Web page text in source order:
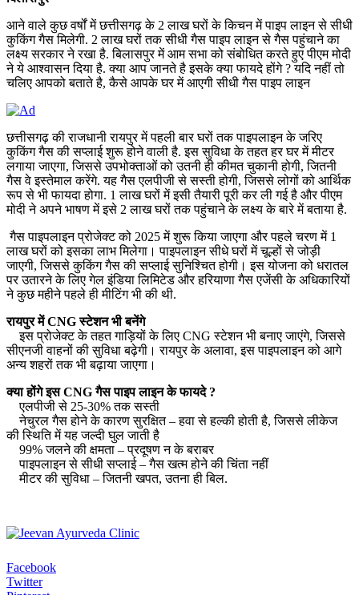
आने वाले कुछ वर्षों में छत्तीसगढ़ के 2 लाख घरों के किचन में पाइप लाइन से सीधी
कुकिंग गैस मिलेगी. 2 लाख घरों तक सीधी गैस पाइप लाइन से गैस पहुंचाने का
लक्ष्य सरकार ने रखा है. बिलासपुर में आम सभा को संबोधित करते हुए पीएम मोदी
ने ये आश्वासन दिया है. क्या आप जानते है इसके क्या फायदे होंगे ? यदि नहीं तो
चलिए आपको बताते है, कैसे आपके घर में आएगी सीधी गैस पाइप लाइन
छत्तीसगढ़ की राजधानी रायपुर में पहली बार घरों तक पाइपलाइन के जरिए
कुकिंग गैस की सप्लाई शुरू होने वाली है. इस सुविधा के तहत हर घर में मीटर
लगाया जाएगा, जिससे उपभोक्ताओं को उतनी ही कीमत चुकानी होगी, जितनी
गैस वे इस्तेमाल करेंगे. यह गैस एलपीजी से सस्ती होगी, जिससे लोगों को आर्थिक
रूप से भी फायदा होगा. 1 लाख घरों में इसी तैयारी पूरी कर ली गई है और पीएम
मोदी ने अपने भाषण में इसे 2 लाख घरों तक पहुंचाने के लक्ष्य के बारे में बताया है.
गैस पाइपलाइन प्रोजेक्ट को 2025 में शुरू किया जाएगा और पहले चरण में 1
लाख घरों को इसका लाभ मिलेगा। पाइपलाइन सीधे घरों में चूल्हों से जोड़ी
जाएगी, जिससे कुकिंग गैस की सप्लाई सुनिश्चित होगी। इस योजना को धरातल
पर उतारने के लिए गेल इंडिया लिमिटेड और हरियाणा गैस एजेंसी के अधिकारियों
ने कुछ महीने पहले ही मीटिंग भी की थी.
रायपुर में CNG स्टेशन भी बनेंगे
इस प्रोजेक्ट के तहत गाड़ियों के लिए CNG स्टेशन भी बनाए जाएंगे, जिससे
सीएनजी वाहनों की सुविधा बढ़ेगी। रायपुर के अलावा, इस पाइपलाइन को आगे
अन्य शहरों तक भी बढ़ाया जाएगा।
क्या होंगे इस CNG गैस पाइप लाइन के फायदे ?
एलपीजी से 25-30% तक सस्ती
नेचुरल गैस होने के कारण सुरक्षित – हवा से हल्की होती है, जिससे लीकेज
की स्थिति में यह जल्दी घुल जाती है
99% जलने की क्षमता – प्रदूषण न के बराबर
पाइपलाइन से सीधी सप्लाई – गैस खत्म होने की चिंता नहीं
मीटर की सुविधा – जितनी खपत, उतना ही बिल.
Facebook
Twitter